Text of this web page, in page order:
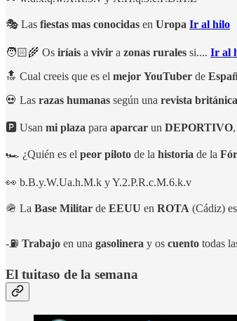
🎭 Las fiestas mas conocidas en Uropa Ir al hilo
🧑🏻‍🌾 Os iríais a vivir a zonas rurales si.... Ir al
🔝 Cual creeis que es el mejor YouTuber de
💀 Las razas humanas según una revista británica
🅿️ Usan mi plaza para aparcar un DEPORTIVO
🏎️ ¿Quién es el peor piloto de la historia de la
👀 b.B.y.W.Ua.h.M.k y Y.2.P.R.c.M.6.k.v
🪖 La Base Militar de EEUU en ROTA (Cádiz) es
-⛽ Trabajo en una gasolinera y os cuento todas
El tuitaso de la semana